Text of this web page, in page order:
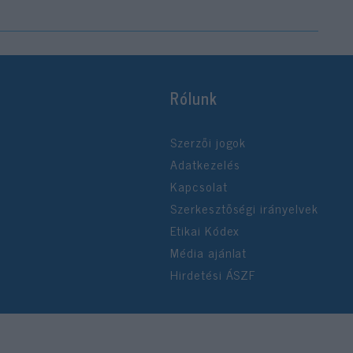
Rólunk
Szerzői jogok
Adatkezelés
Kapcsolat
Szerkesztőségi irányelvek
Etikai Kódex
Média ajánlat
Hirdetési ÁSZF